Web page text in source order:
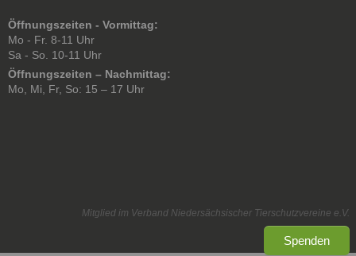
Öffnungszeiten - Vormittag:
Mo - Fr. 8-11 Uhr
Sa - So. 10-11 Uhr
Öffnungszeiten – Nachmittag:
Mo, Mi, Fr, So: 15 – 17 Uhr
Mitglied im Verband Niedersächsischer Tierschutzvereine e.V.
Spenden